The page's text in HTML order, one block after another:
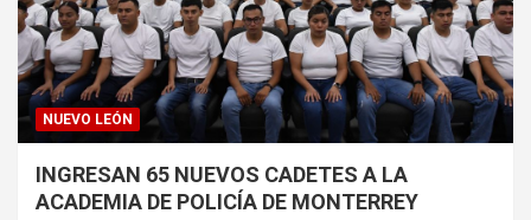
NUEVO LEÓN
INGRESAN 65 NUEVOS CADETES A LA
ACADEMIA DE POLICÍA DE MONTERREY